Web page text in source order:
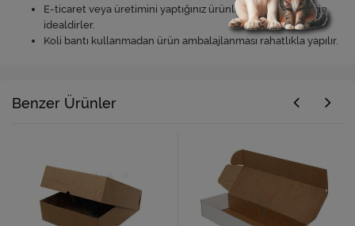
E-ticaret veya üretimini yaptığınız ürünleri paketlemek için
idealdirler.
Koli bantı kullanmadan ürün ambalajlanması rahatlıkla yapılır.
Benzer Ürünler